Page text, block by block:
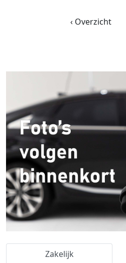
‹ Overzicht
Zakelijk